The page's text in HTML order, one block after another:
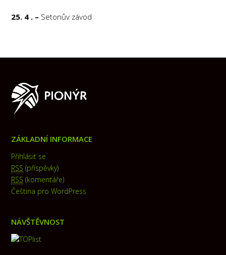
25. 4 . – Setonův závod
ZÁKLADNÍ INFORMACE
Přihlásit se
RSS (příspěvky)
RSS (komentáře)
Čeština pro WordPress
NÁVŠTĚVNOST